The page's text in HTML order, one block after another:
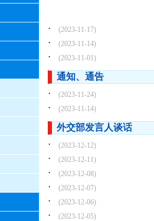
· (2023-11-17)
· (2023-11-14)
· (2023-11-01)
通知、通告
·
(2023-11-24)
· (2023-11-14)
外交部发言人谈话
·
(2023-12-12)
· (2023-12-11)
· (2023-12-08)
· (2023-12-07)
· (2023-12-06)
· (2023-12-05)